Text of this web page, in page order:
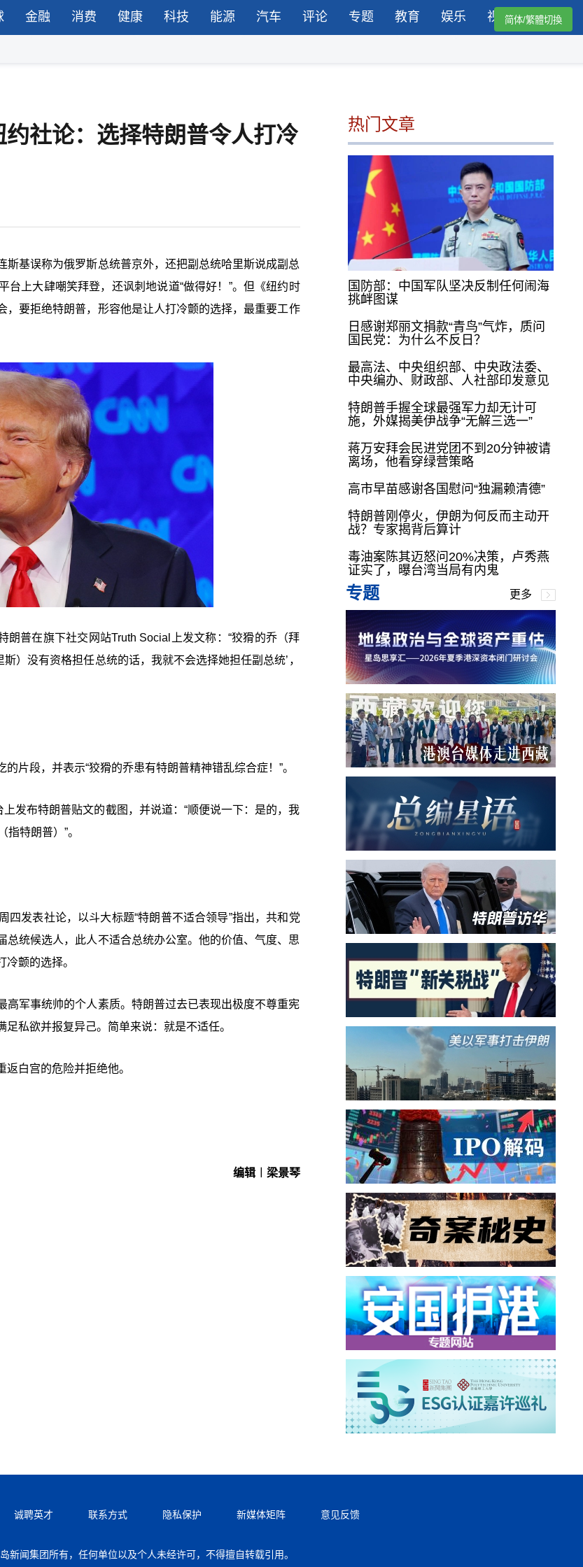
金融 消费 健康 科技 能源 汽车 评论 专题 教育 娱乐 视频简体/繁體切換
社论：选择特朗普令人打冷
基误称为俄罗斯总统普京外，还把副总统哈里斯说成副总
上大肆嘲笑拜登，还讽刺地说道“做得好！”。但《纽约时
，要拒绝特朗普，形容他是让人打冷颤的选择，最重要工作
朗普在旗下社交网站Truth Social上发文称：“狡猾的乔（拜
）没有资格担任总统的话，我就不会选择她担任副总统’，
片段，并表示“狡猾的乔患有特朗普精神错乱综合症！”。
发布特朗普贴文的截图，并说道：“顺便说一下：是的，我
特朗普）”。
发表社论，以斗大标题“特朗普不适合领导”指出，共和党
统候选人，此人不适合总统办公室。他的价值、气度、思
颤的选择。
军事统帅的个人素质。特朗普过去已表现出极度不尊重宪
私欲并报复异己。简单来说：就是不适任。
白宫的危险并拒绝他。
编辑︱梁景琴
热门文章
国防部：中国军队坚决反制任何闹海
挑衅图谋
日感谢郑丽文捐款“青鸟”气炸，质问
国民党：为什么不反日？
最高法、中央组织部、中央政法委、
中央编办、财政部、人社部印发意见
特朗普手握全球最强军力却无计可
施，外媒揭美伊战争“无解三选一”
蒋万安拜会民进党团不到20分钟被请
离场，他看穿绿营策略
高市早苗感谢各国慰问“独漏赖清德”
特朗普刚停火，伊朗为何反而主动开
战？专家揭背后算计
毒油案陈其迈怒问20%决策，卢秀燕
证实了，曝台湾当局有内鬼
专题 更多
诚聘英才 联系方式 隐私保护 新媒体矩阵 意见反馈
新闻集团所有，任何单位以及个人未经许可，不得擅自转载引用。